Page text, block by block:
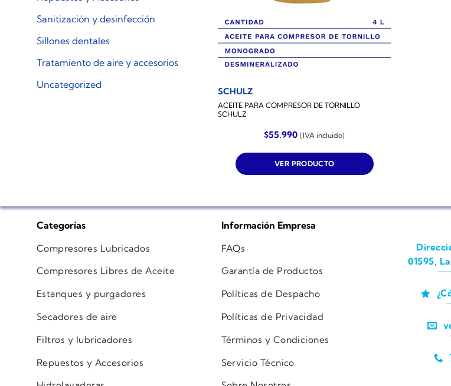
Sanitización y desinfección
Sillones dentales
Tratamiento de aire y accesorios
Uncategorized
SCHULZ
ACEITE PARA COMPRESOR DE TORNILLO
SCHULZ
$55.990 (IVA incluido)
VER PRODUCTO
Categorías
Compresores Lubricados
Compresores Libres de Aceite
Estanques y purgadores
Secadores de aire
Filtros y lubricadores
Repuestos y Accesorios
Información Empresa
FAQs
Garantía de Productos
Políticas de Despacho
Políticas de Privacidad
Términos y Condiciones
Servicio Técnico
01595,